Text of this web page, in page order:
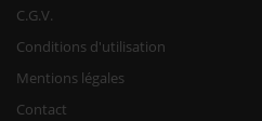
C.G.V.
Conditions d'utilisation
Mentions légales
Contact